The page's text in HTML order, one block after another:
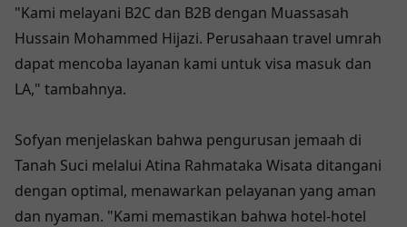
"Kami melayani B2C dan B2B dengan Muassasah
Hussain Mohammed Hijazi. Perusahaan travel umrah
dapat mencoba layanan kami untuk visa masuk dan
LA," tambahnya.
Sofyan menjelaskan bahwa pengurusan jemaah di
Tanah Suci melalui Atina Rahmataka Wisata ditangani
dengan optimal, menawarkan pelayanan yang aman
dan nyaman. "Kami memastikan bahwa hotel-hotel